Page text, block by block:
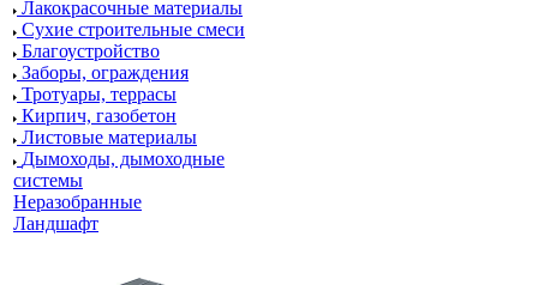
Лакокрасочные материалы
Сухие строительные смеси
Благоустройство
Заборы, ограждения
Тротуары, террасы
Кирпич, газобетон
Листовые материалы
Дымоходы, дымоходные
системы
Неразобранные
Ландшафт